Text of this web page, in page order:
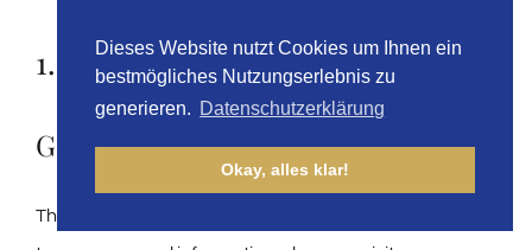
Dieses Website nutzt Cookies um Ihnen ein
bestmögliches Nutzungserlebnis zu
generieren. Datenschutzerklärung
Okay, alles klar!
1. An overview of data protection
General
The following gives a simple overview of what happens